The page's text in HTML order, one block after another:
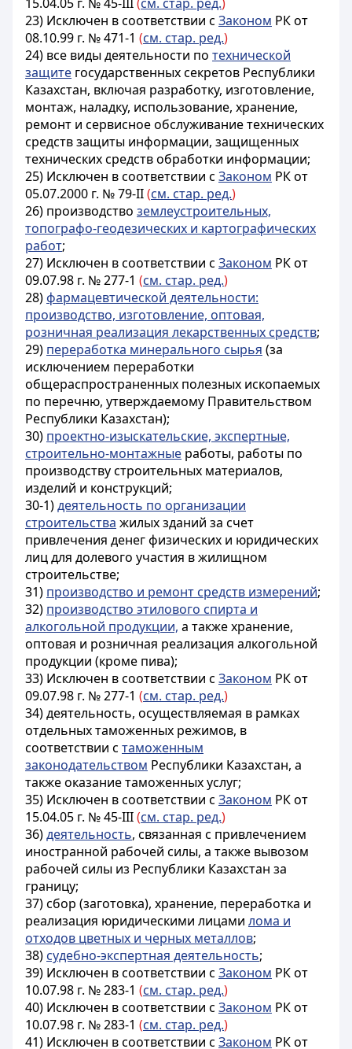
23) Исключен в соответствии с Законом РК от
08.10.99 г. № 471-1 (см. стар. ред.)
24) все виды деятельности по технической
защите государственных секретов Республики
Казахстан, включая разработку, изготовление,
монтаж, наладку, использование, хранение,
ремонт и сервисное обслуживание технических
средств защиты информации, защищенных
технических средств обработки информации;
25) Исключен в соответствии с Законом РК от
05.07.2000 г. № 79-II(см. стар. ред.)
26) производство землеустроительных,
топографо-геодезических и картографических
работ;
27) Исключен в соответствии с Законом РК от
09.07.98 г. № 277-1 (см. стар. ред.)
28)фармацевтической деятельности:
производство, изготовление, оптовая,
розничная реализация лекарственных средств;
29) переработка минерального сырья (за
исключением переработки
общераспространенных полезных ископаемых
по перечню, утверждаемому Правительством
Республики Казахстан);
30) проектно-изыскательские, экспертные,
строительно-монтажные работы, работы по
производству строительных материалов,
изделий и конструкций;
30-1)деятельность по организации
строительства жилых зданий за счет
привлечения денег физических и юридических
лиц для долевого участия в жилищном
строительстве;
31) производство и ремонт средств измерений;
32) производство этилового спирта и
алкогольной продукции, а также хранение,
оптовая и розничная реализация алкогольной
продукции (кроме пива);
33) Исключен в соответствии с Законом РК от
09.07.98 г. № 277-1 (см. стар. ред.)
34) деятельность, осуществляемая в рамках
отдельных таможенных режимов, в
соответствии с таможенным
законодательством Республики Казахстан, а
также оказание таможенных услуг;
35) Исключен в соответствии с Законом РК от
15.04.05 г. № 45-III(см. стар. ред.)
36)деятельность, связанная с привлечением
иностранной рабочей силы, а также вывозом
рабочей силы из Республики Казахстан за
границу;
37) сбор (заготовка), хранение, переработка и
реализация юридическими лицами лома и
отходов цветных и черных металлов;
38) судебно-экспертная деятельность;
39) Исключен в соответствии с Законом РК от
10.07.98 г. № 283-1 (см. стар. ред.)
40) Исключен в соответствии с Законом РК от
10.07.98 г. № 283-1 (см. стар. ред.)
41) Исключен в соответствии с Законом РК от